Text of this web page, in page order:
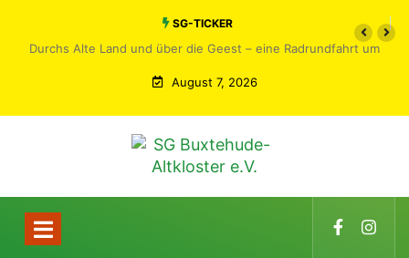
SG-TICKER
Durchs Alte Land und über die Geest – eine Radrundfahrt um
August 7, 2026